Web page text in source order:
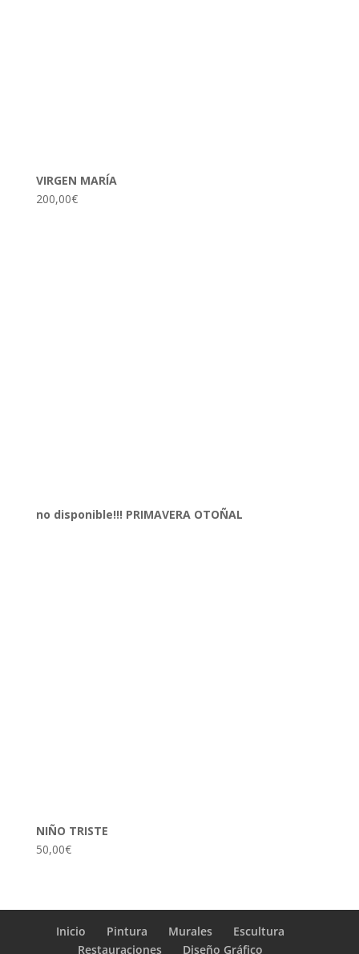
VIRGEN MARÍA
200,00€
no disponible!!! PRIMAVERA OTOÑAL
NIÑO TRISTE
50,00€
Inicio Pintura Murales
Escultura
Restauraciones
Diseño Gráfico